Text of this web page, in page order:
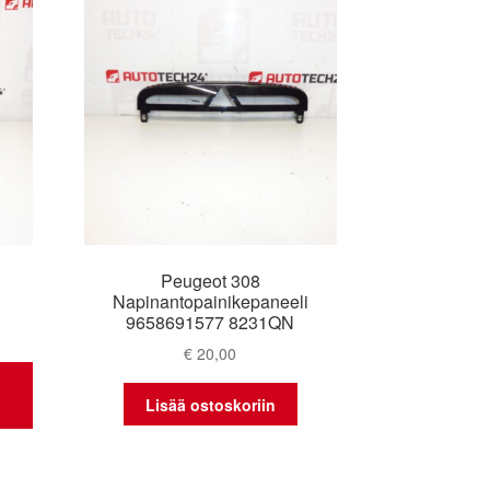
Peugeot 308
Napinantopainikepaneeli
9658691577 8231QN
€ 20,00
Lisää ostoskoriin